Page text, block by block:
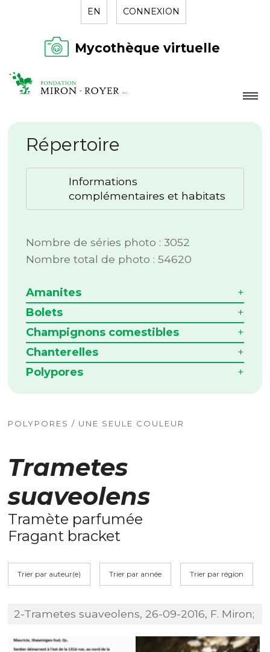
EN CONNEXION
Mycothèque virtuelle
LA FONDATION
NOUVELLES
RÉPERTOIRE
Répertoire
Informations
complémentaires et habitats
Nombre de séries photo : 3052
Nombre total de photo : 54620
Amanites
Bolets
Champignons comestibles
Chanterelles
Polypores
POLYPORES / UNE SEULE COULEUR
Trametes
suaveolens
Tramète parfumée
Fragant bracket
Trier par auteur(e) Trier par année Trier par région
2-Trametes suaveolens, 26-09-2016, F. Miron;